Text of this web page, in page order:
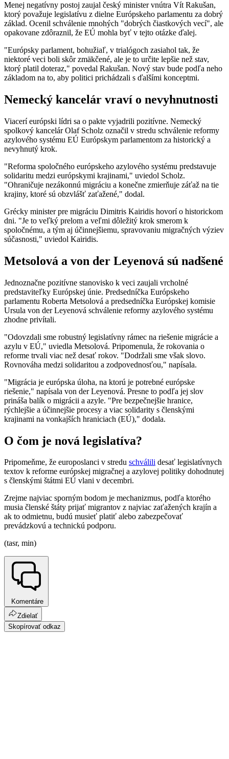
Menej negatívny postoj zaujal český minister vnútra Vít Rakušan,
ktorý považuje legislatívu z dielne Európskeho parlamentu za dobrý
základ. Ocenil schválenie mnohých "dobrých čiastkových vecí", ale
opakovane zdôraznil, že EÚ mohla byť v tejto otázke ďalej.
"Európsky parlament, bohužiaľ, v trialógoch zasiahol tak, že
niektoré veci boli skôr zmäkčené, ale je to určite lepšie než stav,
ktorý platil doteraz," povedal Rakušan. Nový stav bude podľa neho
základom na to, aby politici prichádzali s ďalšími konceptmi.
Nemecký kancelár vraví o nevyhnutnosti
Viacerí európski lídri sa o pakte vyjadrili pozitívne. Nemecký
spolkový kancelár Olaf Scholz označil v stredu schválenie reformy
azylového systému EÚ Európskym parlamentom za historický a
nevyhnutý krok.
"Reforma spoločného európskeho azylového systému predstavuje
solidaritu medzi európskymi krajinami," uviedol Scholz.
"Ohraničuje nezákonnú migráciu a konečne zmierňuje záťaž na tie
krajiny, ktoré sú obzvlášť zaťažené," dodal.
Grécky minister pre migráciu Dimitris Kairidis hovorí o historickom
dni. "Je to veľký prelom a veľmi dôležitý krok smerom k
spoločnému, a tým aj účinnejšiemu, spravovaniu migračných výziev
súčasnosti," uviedol Kairidis.
Metsolová a von der Leyenová sú nadšené
Jednoznačne pozitívne stanovisko k veci zaujali vrcholné
predstaviteľky Európskej únie. Predsedníčka Európskeho
parlamentu Roberta Metsolová a predsedníčka Európskej komisie
Ursula von der Leyenová schválenie reformy azylového systému
zhodne privítali.
"Odovzdali sme robustný legislatívny rámec na riešenie migrácie a
azylu v EÚ," uviedla Metsolová. Pripomenula, že rokovania o
reforme trvali viac než desať rokov. "Dodržali sme však slovo.
Rovnováha medzi solidaritou a zodpovednosťou," napísala.
"Migrácia je európska úloha, na ktorú je potrebné európske
riešenie," napísala von der Leyenová. Presne to podľa jej slov
prináša balík o migrácii a azyle. "Pre bezpečnejšie hranice,
rýchlejšie a účinnejšie procesy a viac solidarity s členskými
krajinami na vonkajších hraniciach (EÚ)," dodala.
O čom je nová legislatíva?
Pripomeňme, že europoslanci v stredu schválili desať legislatívnych
textov k reforme európskej migračnej a azylovej politiky dohodnutej
s členskými štátmi EÚ vlani v decembri.
Zrejme najviac sporným bodom je mechanizmus, podľa ktorého
musia členské štáty prijať migrantov z najviac zaťažených krajín a
ak to odmietnu, budú musieť platiť alebo zabezpečovať
prevádzkovú a technickú podporu.
(tasr, min)
Komentáre
Zdielať
Skopírovať odkaz